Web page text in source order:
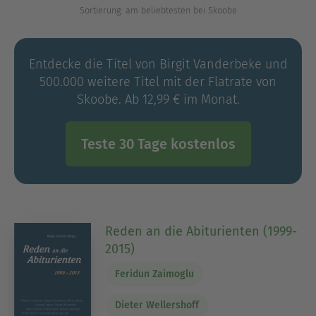
Sortierung: am beliebtesten bei Skoobe
Entdecke die Titel von Birgit Vanderbeke und
500.000 weitere Titel mit der Flatrate von
Skoobe. Ab 12,99 € im Monat.
Teste 30 Tage kostenlos
Reden an die Abiturienten (1999-
2015)
Feridun Zaimoglu
Dieter Wellershoff